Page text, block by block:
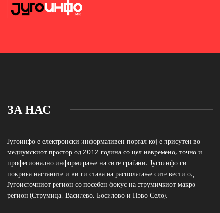
ЗА НАС
Југоинфо е електронски информативен портал кој е присутен во
медиумскиот простор од 2012 година со цел навремено, точно и
професионално информирање на сите граѓани. Југоинфо ги
покрива настаните и ви ги става на располагање сите вести од
Југоисточниот регион со посебен фокус на струмичкиот макро
регион (Струмица, Василево, Босилово и Ново Село).